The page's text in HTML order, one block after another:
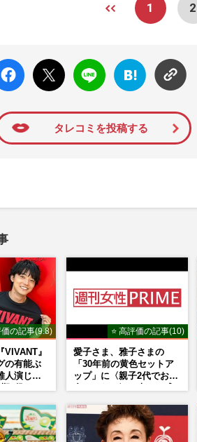
1 2
い
X ポス
ト
LINE
はてな
ブック
マーク
タレコミを投稿する
価の記事(9.8)
』
の有能ぶ
人演じ
和寿のバ
櫻井海音
⭐ 高評価の記事(10)
愛子さま、雅子さまの
「30年前の黄色セットア
ップ」に〈親子2代でお似
森英恵さんとの絆